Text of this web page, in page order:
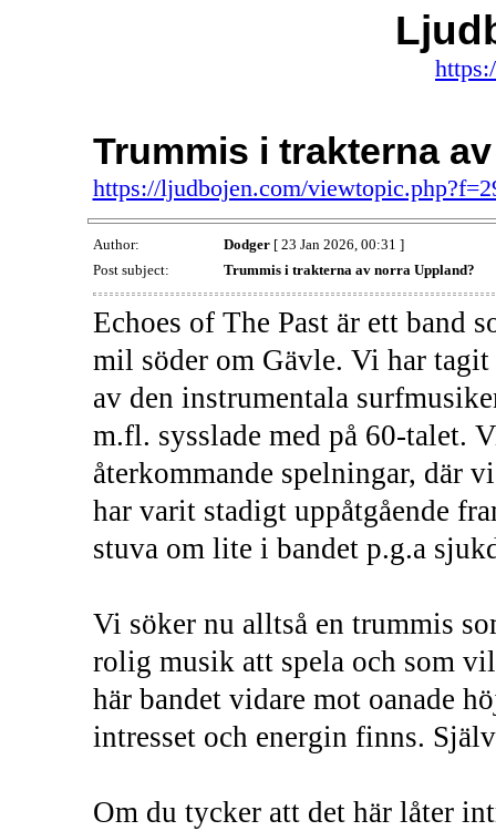
Trummis i trakterna
https://ljudbojen.com/
Author: Dodger[ 23 Jan 2026, 00:31 ]
Post subject:
Trummis i trakterna av norra Uppland?
Echoes of The Past är ett band
mil söder om Gävle. Vi har
av den instrumentala
m.fl. sysslade med på 60-talet.
återkommande spelningar, där
har varit stadigt uppåtgående
stuva om lite i bandet p.g.a
Vi söker nu alltså en trummis
rolig musik att spela och som
här bandet vidare mot oanade
intresset och energin finns.
Om du tycker att det här låter